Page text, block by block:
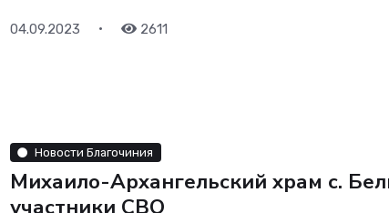
04.09.2023 • 2611
Новости Благочиния
Михаило-Архангельский храм с.